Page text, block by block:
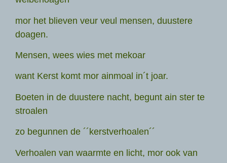
mor het blieven veur veul mensen, duustere
doagen.
Mensen, wees wies met mekoar
want Kerst komt mor ainmoal in´t joar.
Boeten in de duustere nacht, begunt ain ster te
stroalen
zo begunnen de ´´kerstverhoalen´´
Verhoalen van waarmte en licht, mor ook van